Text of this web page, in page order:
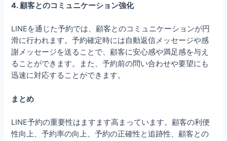
4. 顧客とのコミュニケーション強化
LINEを通じた予約では、顧客とのコミュニケーションが円
滑に行われます。予約確定時には自動返信メッセージや感
謝メッセージを送ることで、顧客に安心感や満足感を与え
ることができます。また、予約前の問い合わせや要望にも
迅速に対応することができます。
まとめ
LINE予約の重要性はますます高まっています。顧客の利便
性向上、予約率の向上、予約の正確性と追跡性、顧客との